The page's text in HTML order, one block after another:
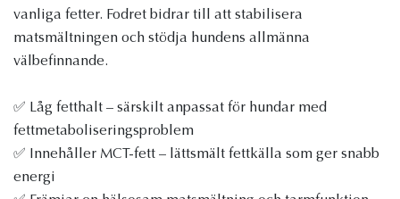
vanliga fetter. Fodret bidrar till att stabilisera
matsmältningen och stödja hundens allmänna
välbefinnande.
✅ Låg fetthalt – särskilt anpassat för hundar med
fettmetaboliseringsproblem
✅ Innehåller MCT-fett – lättsmält fettkälla som ger snabb
energi